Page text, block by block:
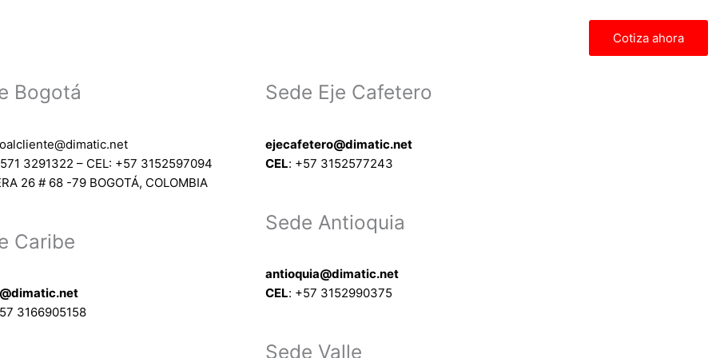
Cotiza ahora
Bogotá
3291322 – CEL: +57 3152597094
26 # 68 -79 BOGOTÁ, COLOMBIA
Caribe
3166905158
Sede Eje Cafetero
ejecafetero@dimatic.net
CEL: +57 3152577243
Sede Antioquia
antioquia@dimatic.net
CEL: +57 3152990375
Sede Valle